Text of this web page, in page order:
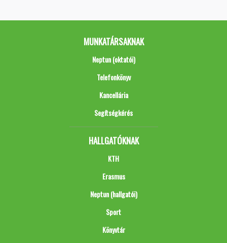
MUNKATÁRSAKNAK
Neptun (oktatói)
Telefonkönyv
Kancellária
Segítségkérés
HALLGATÓKNAK
KTH
Erasmus
Neptun (hallgatói)
Sport
Könyvtár